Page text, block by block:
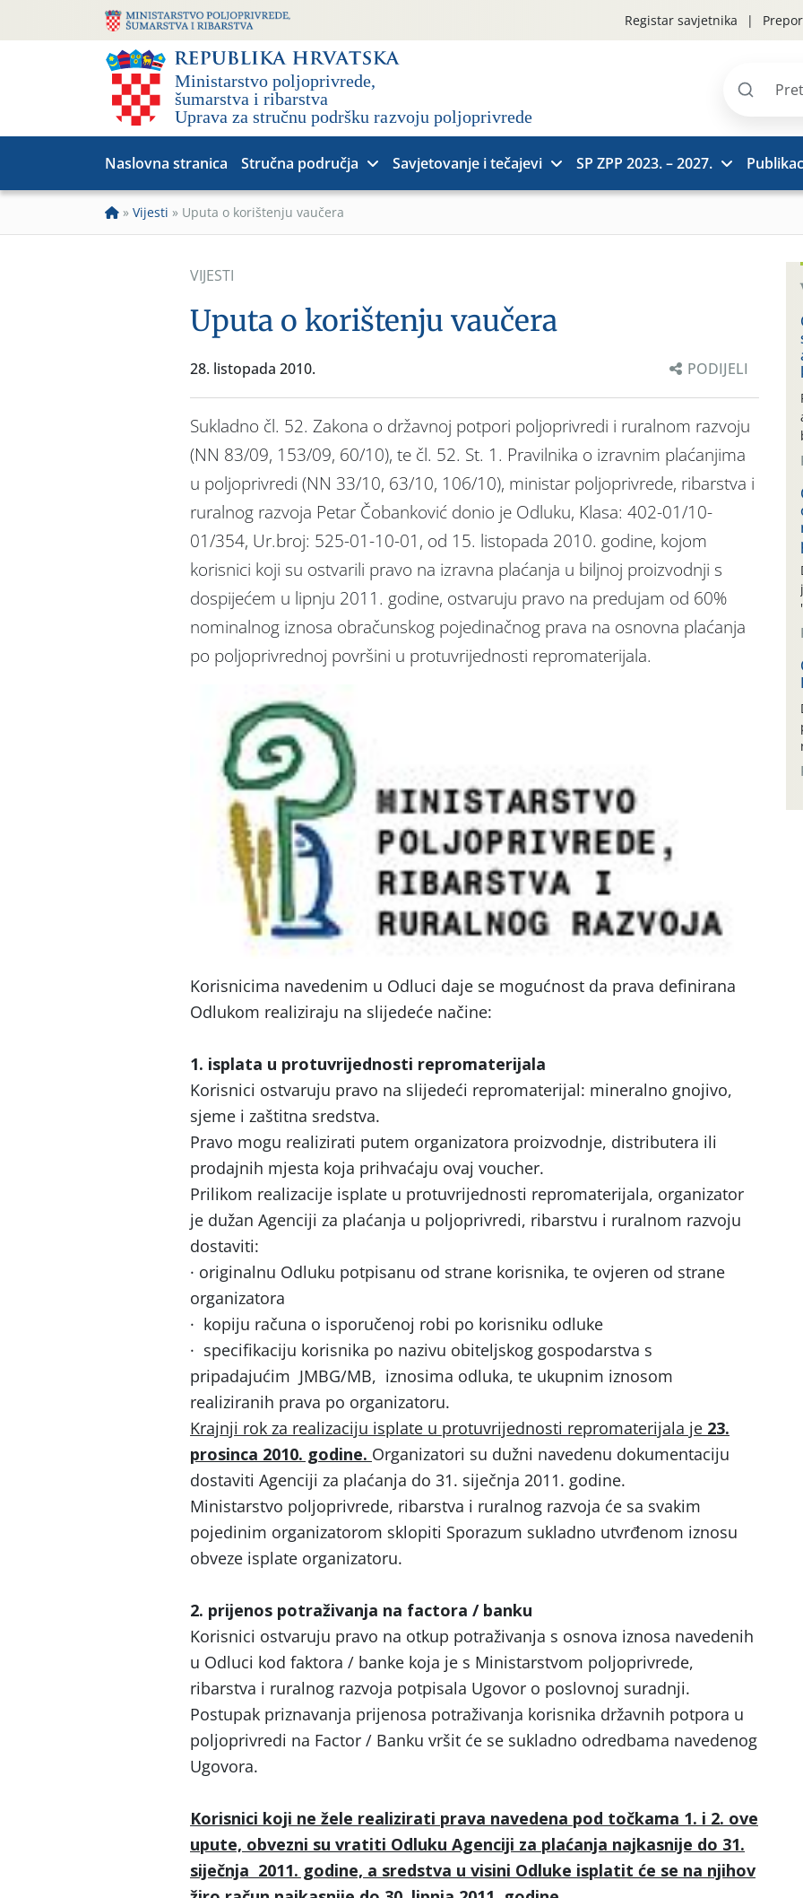
Registar savjetnika
Pretraži
Naslovna stranica Stručna područja Savjetovanje i tečajevi SP ZPP 2023. – 2027.
» Vijesti » Uputa o korištenju vaučera
VIJESTI
Uputa o korištenju vaučera
28. listopada 2010. PODIJELI
Sukladno čl. 52. Zakona o državnoj potpori poljoprivredi i ruralnom razvoju
(NN 83/09, 153/09, 60/10), te čl. 52. St. 1. Pravilnika o izravnim plaćanjima
u poljoprivredi (NN 33/10, 63/10, 106/10), ministar poljoprivrede, ribarstva i
ruralnog razvoja Petar Čobanković donio je Odluku, Klasa: 402-01/10-
01/354, Ur.broj: 525-01-10-01, od 15. listopada 2010. godine, kojom
korisnici koji su ostvarili pravo na izravna plaćanja u biljnoj proizvodnji s
dospijećem u lipnju 2011. godine, ostvaruju pravo na predujam od 60%
nominalnog iznosa obračunskog pojedinačnog prava na osnovna plaćanja
po poljoprivrednoj površini u protuvrijednosti repromaterijala.
Korisnicima navedenim u Odluci daje se mogućnost da prava definirana
Odlukom realiziraju na slijedeće načine:
1. isplata u protuvrijednosti repromaterijala
Korisnici ostvaruju pravo na slijedeći repromaterijal: mineralno gnojivo,
sjeme i zaštitna sredstva.
Pravo mogu realizirati putem organizatora proizvodnje, distributera ili
prodajnih mjesta koja prihvaćaju ovaj voucher.
Prilikom realizacije isplate u protuvrijednosti repromaterijala, organizator
je dužan Agenciji za plaćanja u poljoprivredi, ribarstvu i ruralnom razvoju
dostaviti:
· originalnu Odluku potpisanu od strane korisnika, te ovjeren od strane
organizatora
· kopiju računa o isporučenoj robi po korisniku odluke
· specifikaciju korisnika po nazivu obiteljskog gospodarstva s
pripadajućim JMBG/MB, iznosima odluka, te ukupnim iznosom
realiziranih prava po organizatoru.
Krajnji rok za realizaciju isplate u protuvrijednosti repromaterijala je 23.
prosinca 2010. godine. Organizatori su dužni navedenu dokumentaciju
dostaviti Agenciji za plaćanja do 31. siječnja 2011. godine.
Ministarstvo poljoprivrede, ribarstva i ruralnog razvoja će sa svakim
pojedinim organizatorom sklopiti Sporazum sukladno utvrđenom iznosu
obveze isplate organizatoru.
2. prijenos potraživanja na factora / banku
Korisnici ostvaruju pravo na otkup potraživanja s osnova iznosa navedenih
u Odluci kod faktora / banke koja je s Ministarstvom poljoprivrede,
ribarstva i ruralnog razvoja potpisala Ugovor o poslovnoj suradnji.
Postupak priznavanja prijenosa potraživanja korisnika državnih potpora u
poljoprivredi na Factor / Banku vršit će se sukladno odredbama navedenog
Ugovora.
Korisnici koji ne žele realizirati prava navedena pod točkama 1. i 2. ove
upute, obvezni su vratiti Odluku Agenciji za plaćanja najkasnije do 31.
siječnja 2011. godine, a sredstva u visini Odluke isplatit će se na njihov